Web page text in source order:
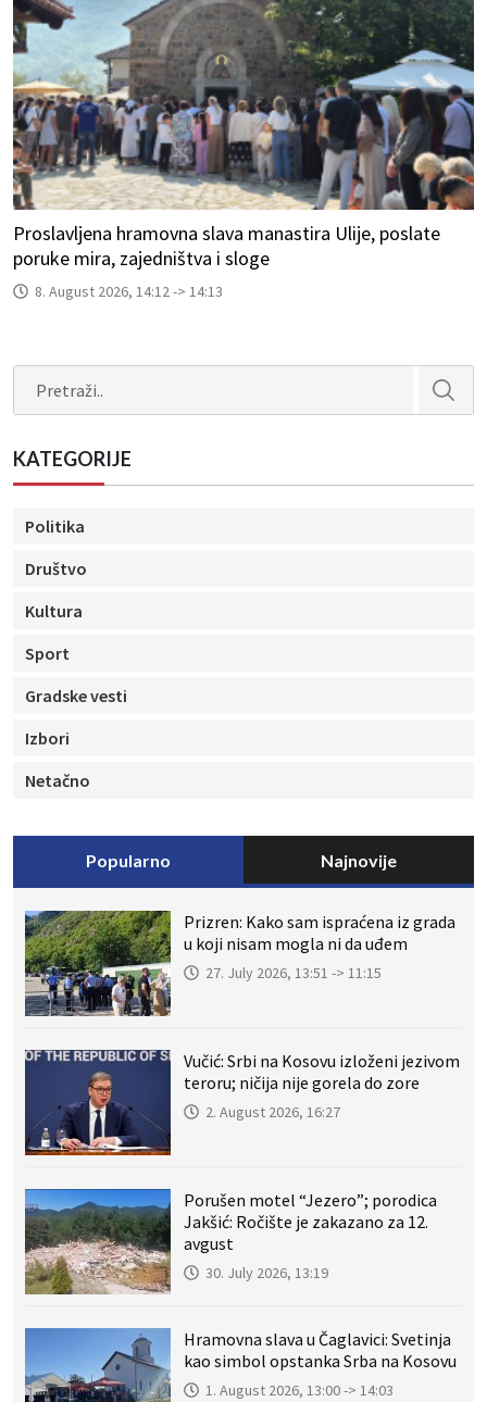
Proslavljena hramovna slava manastira Ulije, poslate
poruke mira, zajedništva i sloge
8. August 2026, 14:12 -> 14:13
KATEGORIJE
Politika
Društvo
Kultura
Sport
Gradske vesti
Izbori
Netačno
Popularno Najnovije
Prizren: Kako sam ispraćena iz grada
u koji nisam mogla ni da uđem
27. July 2026, 13:51 -> 11:15
Vučić: Srbi na Kosovu izloženi jezivom
teroru; ničija nije gorela do zore
2. August 2026, 16:27
Porušen motel “Jezero”; porodica
Jakšić: Ročište je zakazano za 12.
avgust
30. July 2026, 13:19
Hramovna slava u Čaglavici: Svetinja
kao simbol opstanka Srba na Kosovu
1. August 2026, 13:00 -> 14:03